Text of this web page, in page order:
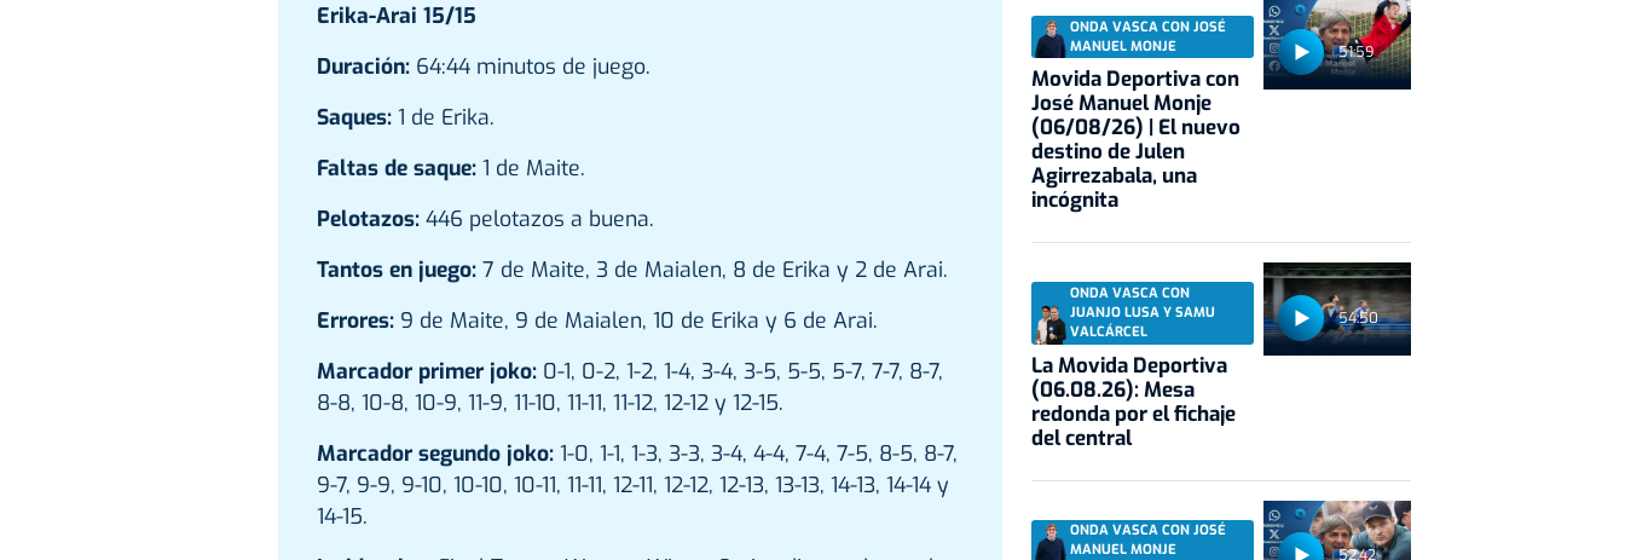
Erika-Arai 15/15
Duración:64:44 minutos de juego.
Saques:1 de Erika.
Faltas de saque:1 de Maite.
Pelotazos: 446 pelotazos a buena.
Tantos en juego: 7 de Maite, 3 de Maialen, 8 de Erika y 2 de Arai.
Errores: 9 de Maite, 9 de Maialen, 10 de Erika y 6 de Arai.
Marcador primer joko:0-1, 0-2, 1-2, 1-4, 3-4, 3-5, 5-5, 5-7, 7-7, 8-7,
8-8, 10-8, 10-9, 11-9, 11-10, 11-11, 11-12, 12-12 y 12-15.
Marcador segundo joko:1-0, 1-1, 1-3, 3-3, 3-4, 4-4, 7-4, 7-5, 8-5, 8-7,
9-7, 9-9, 9-10, 10-10, 10-11, 11-11, 12-11, 12-12, 12-13, 13-13, 14-13, 14-14 y
14-15.
51:59
ONDA VASCA CON JOSÉ
MANUEL MONJE
Movida Deportiva con
José Manuel Monje
(06/08/26) | El nuevo
destino de Julen
Agirrezabala, una
incógnita
54:50
ONDA VASCA CON
JUANJO LUSA Y SAMU
VALCÁRCEL
La Movida Deportiva
(06.08.26): Mesa
redonda por el fichaje
del central
52:42
ONDA VASCA CON JOSÉ
MANUEL MONJE